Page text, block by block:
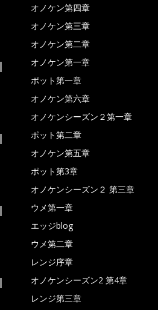
オノケン第四章
オノケン第三章
オノケン第二章
オノケン第一章
ポット第一章
オノケン第六章
オノケンシーズン２第一章
ポット第二章
オノケン第五章
ポット第3章
オノケンシーズン２ 第三章
ウメ第一章
エッジblog
ウメ第二章
レンジ序章
オノケンシーズン2 第4章
レンジ第三章